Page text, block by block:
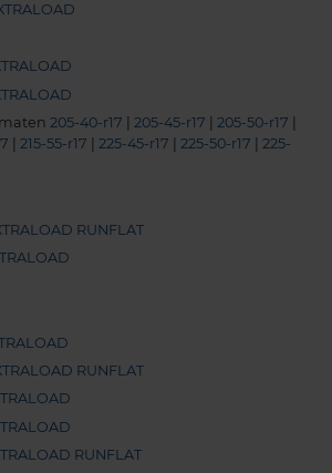
205-40-r17 205-45-r17 205-50-r17
215-55-r17 225-45-r17 225-50-r17
225-
RUNFLAT
RUNFLAT
RUNFLAT